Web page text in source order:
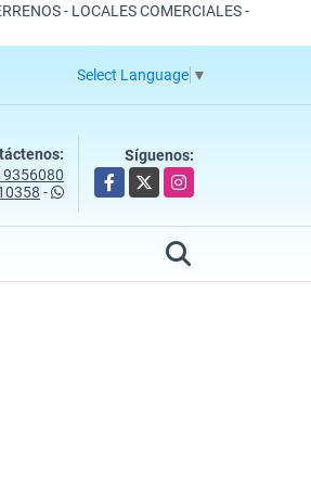
- LOCALES COMERCIALES -
Select Language ▼
-
Síguenos:
Facebook
X Instagram